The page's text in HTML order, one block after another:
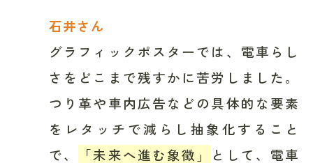
石井さん
グラフィックポスターでは、電車らし
さをどこまで残すかに苦労しました。
つり革や車内広告などの具体的な要素
をレタッチで減らし抽象化すること
で、
「未来へ進む象徴」
として、電車